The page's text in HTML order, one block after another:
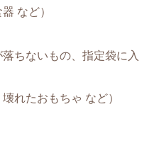
など）
ちないもの、指定袋に入
れたおもちゃ など）